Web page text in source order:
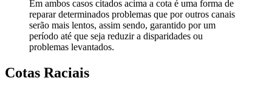
Em ambos casos citados acima a cota é uma forma de
reparar determinados problemas que por outros canais
serão mais lentos, assim sendo, garantido por um
período até que seja reduzir a disparidades ou
problemas levantados.
Cotas Raciais